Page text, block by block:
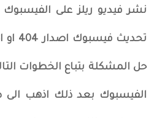
نشر فيديو ريلز على
حل المشكلة بتباع الخطوات
الفيسبوك بعد ذلك اذهب